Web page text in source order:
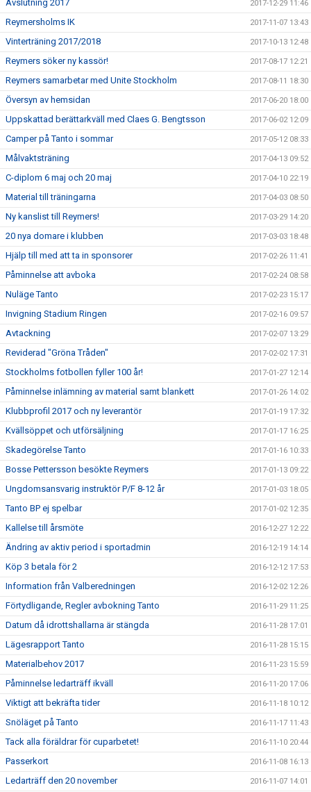
Avslutning 2017 2017-12-29 11:46
Reymersholms IK 2017-11-07 13:43
Vinterträning 2017/2018 2017-10-13 12:48
Reymers söker ny kassör! 2017-08-17 12:21
Reymers samarbetar med Unite Stockholm 2017-08-11 18:30
Översyn av hemsidan 2017-06-20 18:00
Uppskattad berättarkväll med Claes G. Bengtsson 2017-06-02 12:09
Camper på Tanto i sommar 2017-05-12 08:33
Målvaktsträning 2017-04-13 09:52
C-diplom 6 maj och 20 maj 2017-04-10 22:19
Material till träningarna 2017-04-03 08:50
Ny kanslist till Reymers! 2017-03-29 14:20
20 nya domare i klubben 2017-03-03 18:48
Hjälp till med att ta in sponsorer 2017-02-26 11:41
Påminnelse att avboka 2017-02-24 08:58
Nuläge Tanto 2017-02-23 15:17
Invigning Stadium Ringen 2017-02-16 09:57
Avtackning 2017-02-07 13:29
Reviderad "Gröna Tråden" 2017-02-02 17:31
Stockholms fotbollen fyller 100 år! 2017-01-27 12:14
Påminnelse inlämning av material samt blankett 2017-01-26 14:02
Klubbprofil 2017 och ny leverantör 2017-01-19 17:32
Kvällsöppet och utförsäljning 2017-01-17 16:25
Skadegörelse Tanto 2017-01-16 10:33
Bosse Pettersson besökte Reymers 2017-01-13 09:22
Ungdomsansvarig instruktör P/F 8-12 år 2017-01-03 18:05
Tanto BP ej spelbar 2017-01-02 12:35
Kallelse till årsmöte 2016-12-27 12:22
Ändring av aktiv period i sportadmin 2016-12-19 14:14
Köp 3 betala för 2 2016-12-12 17:53
Information från Valberedningen 2016-12-02 12:26
Förtydligande, Regler avbokning Tanto 2016-11-29 11:25
Datum då idrottshallarna är stängda 2016-11-28 17:01
Lägesrapport Tanto 2016-11-28 15:15
Materialbehov 2017 2016-11-23 15:59
Påminnelse ledarträff ikväll 2016-11-20 17:06
Viktigt att bekräfta tider 2016-11-18 10:12
Snöläget på Tanto 2016-11-17 11:43
Tack alla föräldrar för cuparbetet! 2016-11-10 20:44
Passerkort 2016-11-08 16:13
Ledarträff den 20 november 2016-11-07 14:01